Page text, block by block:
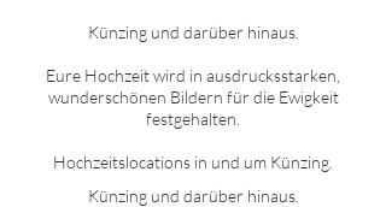
Künzing und darüber hinaus.
Eure Hochzeit wird in ausdrucksstarken,
wunderschönen Bildern für die Ewigkeit
festgehalten.
Hochzeitslocations in und um Künzing.
Künzingund darüber hinaus.